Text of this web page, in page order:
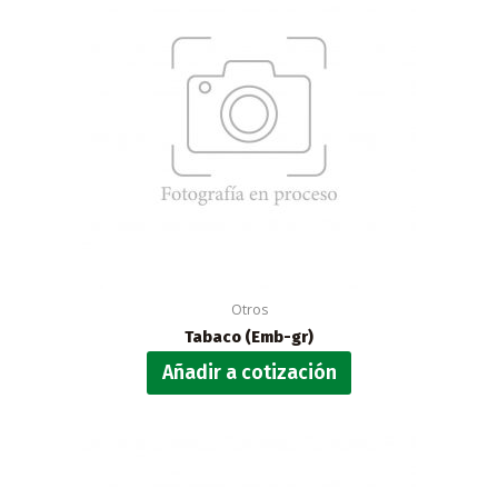
Otros
Tabaco (Emb-gr)
Añadir a cotización